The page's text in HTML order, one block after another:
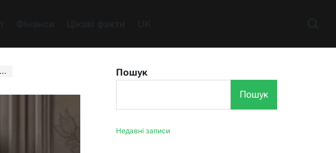
Пошук
Пошук
Недавні записи